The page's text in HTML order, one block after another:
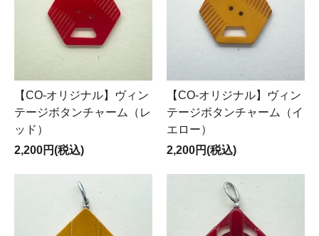
【CO-オリジナル】ヴィン
テージボタンチャーム（レ
ッド）
2,200円(税込)
【CO-オリジナル】ヴィン
テージボタンチャーム（イ
エロー）
2,200円(税込)